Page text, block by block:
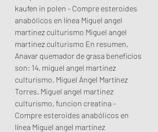
kaufen in polen - Compre esteroides
anabólicos en línea Miguel angel
martinez culturismo Miguel angel
martinez culturismo En resumen,
Anavar quemador de grasa beneficios
son: 14, miguel angel martinez
culturismo. Miguel Ángel Martínez
Torres. Miguel angel martinez
culturismo, funcion creatina -
Compre esteroides anabólicos en
línea Miguel angel martinez